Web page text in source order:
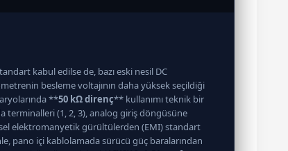
kabul edilse de, bazı eski nesil DC
besleme voltajının daha yüksek seçildiği
**50 kΩ direnç** kullanımı teknik bir
terminalleri (1, 2, 3), analog giriş döngüsüne
elektromanyetik gürültülerden (EMI) standart
pano içi kablolamada sürücü güç baralarından